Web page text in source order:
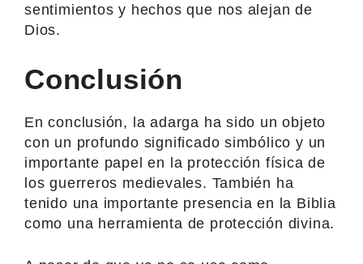
sentimientos y hechos que nos alejan de
Dios.
Conclusión
En conclusión, la adarga ha sido un objeto
con un profundo significado simbólico y un
importante papel en la protección física de
los guerreros medievales. También ha
tenido una importante presencia en la Biblia
como una herramienta de protección divina.